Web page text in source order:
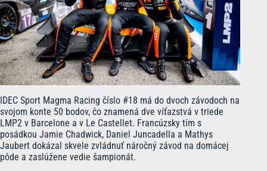
IDEC Sport Magma Racing číslo #18 má do dvoch závodoch na
svojom konte 50 bodov, čo znamená dve víťazstvá v triede
LMP2 v Barcelone a v Le Castellet. Francúzsky tím s
posádkou Jamie Chadwick, Daniel Juncadella a Mathys
Jaubert dokázal skvele zvládnuť náročný závod na domácej
pôde a zaslúžene vedie šampionát.